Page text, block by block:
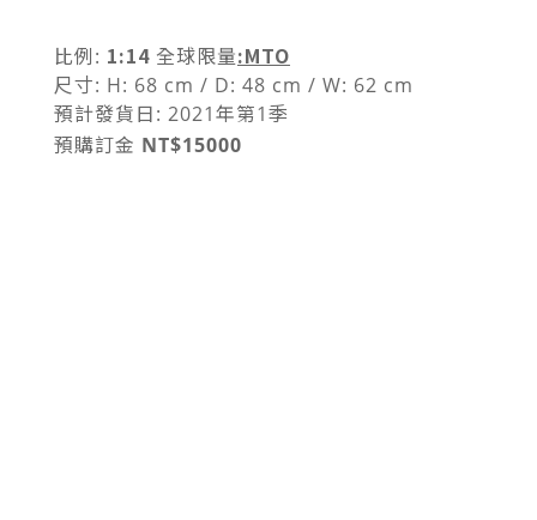
比例: 1:14 全球限量:MTO
尺寸: H: 68 cm / D: 48 cm / W: 62 cm
預計發貨日: 2021年第1季
預購訂金 NT$15000